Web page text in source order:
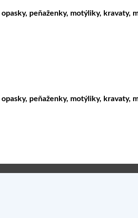
peňaženky, motýliky, kravaty,
peňaženky, motýliky, kravaty,